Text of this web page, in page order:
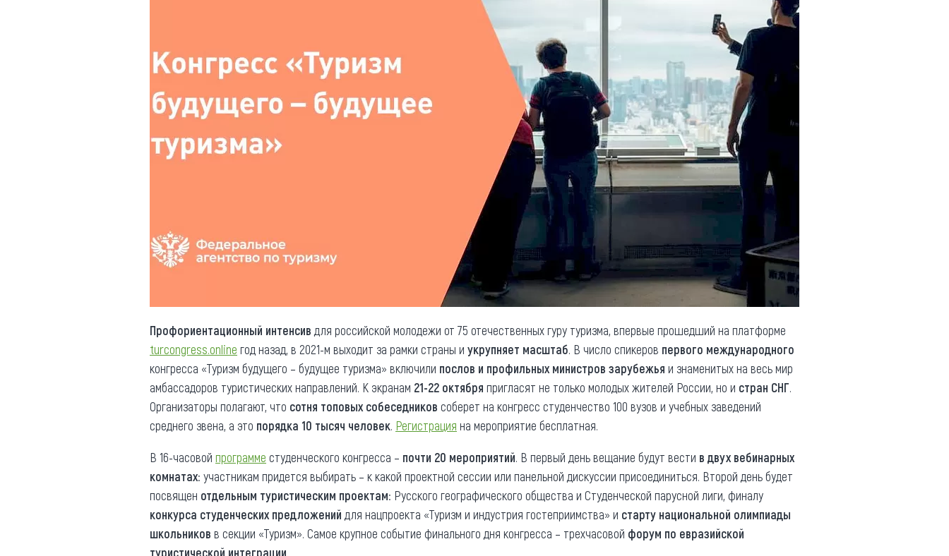
Другие рубрики
Профориентационный интенсив для российской молодежи от 75 отечественных гуру туризма, впервые прошедший на платформе
turcongress.online год назад, в 2021-м выходит за рамки страны и укрупняет масштаб. В число спикеров первого международного
конгресса «Туризм будущего – будущее туризма» включили послов и профильных министров зарубежья и знаменитых на весь мир
амбассадоров туристических направлений. К экранам 21-22 октября пригласят не только молодых жителей России, но и стран СНГ.
Организаторы полагают, что сотня топовых собеседников соберет на конгресс студенчество 100 вузов и учебных заведений
среднего звена, а это порядка 10 тысяч человек. Регистрация на мероприятие бесплатная.
В 16-часовой программе студенческого конгресса – почти 20 мероприятий. В первый день вещание будут вести в двух вебинарных
комнатах: участникам придется выбирать – к какой проектной сессии или панельной дискуссии присоединиться. Второй день будет
посвящен отдельным туристическим проектам: Русского географического общества и Студенческой парусной лиги, финалу
конкурса студенческих предложений для нацпроекта «Туризм и индустрия гостеприимства» и старту национальной олимпиады
школьников в секции «Туризм». Самое крупное событие финального дня конгресса – трехчасовой форум по евразийской
туристической интеграции.